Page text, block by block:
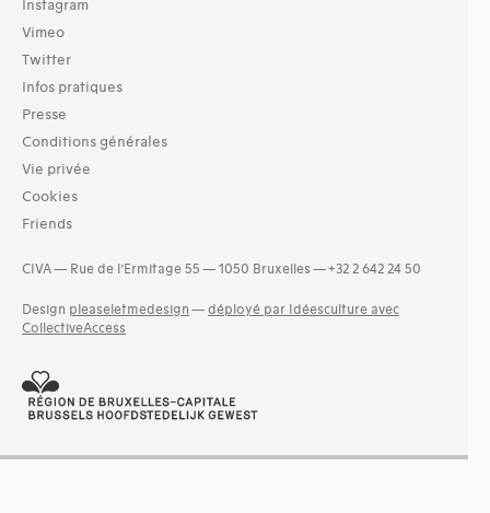
Instagram
Vimeo
Twitter
Infos pratiques
Presse
Conditions générales
Vie privée
Cookies
Friends
CIVA — Rue de l’Ermitage 55 — 1050 Bruxelles — +32 2 642 24 50
Design pleaseletmedesign — déployé par Idéesculture avec
CollectiveAccess